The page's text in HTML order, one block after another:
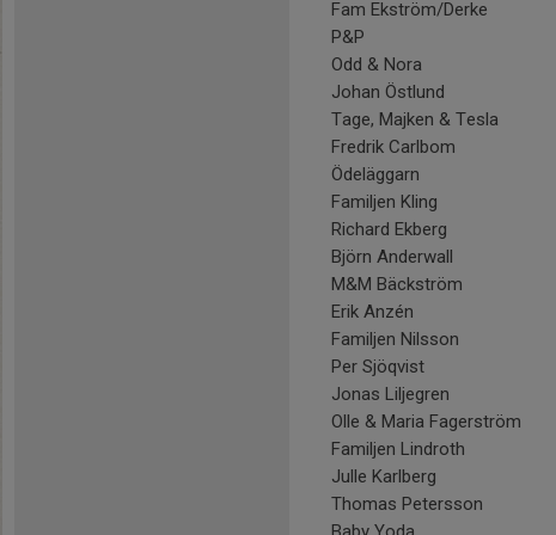
Fam Ekström/Derke
P&P
Odd & Nora
Johan Östlund
Tage, Majken & Tesla
Fredrik Carlbom
Ödeläggarn
Familjen Kling
Richard Ekberg
Björn Anderwall
M&M Bäckström
Erik Anzén
Familjen Nilsson
Per Sjöqvist
Jonas Liljegren
Olle & Maria Fagerström
Familjen Lindroth
Julle Karlberg
Thomas Petersson